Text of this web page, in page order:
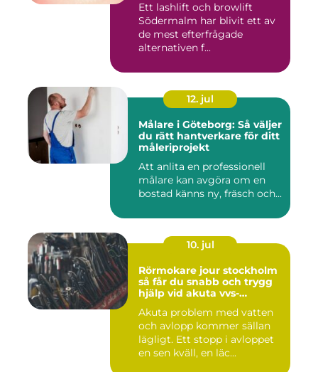
Ett lashlift och browlift
Södermalm har blivit ett av
de mest efterfrågade
alternativen f...
12. jul
Målare i Göteborg: Så väljer
du rätt hantverkare för ditt
måleriprojekt
Att anlita en professionell
målare kan avgöra om en
bostad känns ny, fräsch och...
10. jul
Rörmokare jour stockholm
så får du snabb och trygg
hjälp vid akuta vvs-
Akuta problem med vatten
och avlopp kommer sällan
lägligt. Ett stopp i avloppet
en sen kväll, en läc...